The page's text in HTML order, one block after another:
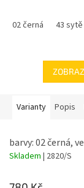
stranou, díky
02 černá 43
Varianty Popis
barvy: 02 černá,
Skladem | 2820/S